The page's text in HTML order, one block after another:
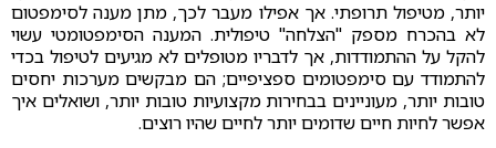
יותר, מטיפול תרופתי. אך אפילו מעבר לכך, מתן מענה לסימפטום
לא בהכרח מספק "הצלחה" טיפולית. המענה הסימפטומטי עשוי
להקל על ההתמודדות, אך לדבריו מטופלים לא מגיעים לטיפול בכדי
להתמודד עם סימפטומים ספציפיים; הם מבקשים מערכות יחסים
טובות יותר, מעוניינים בבחירות מקצועיות טובות יותר, ושואלים איך
אפשר לחיות חיים שדומים יותר לחיים שהיו רוצים.